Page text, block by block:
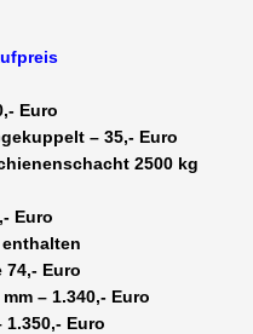
Euro
– 35,- Euro
2500 kg
Euro
enthalten
74,- Euro
– 1.340,- Euro
Euro